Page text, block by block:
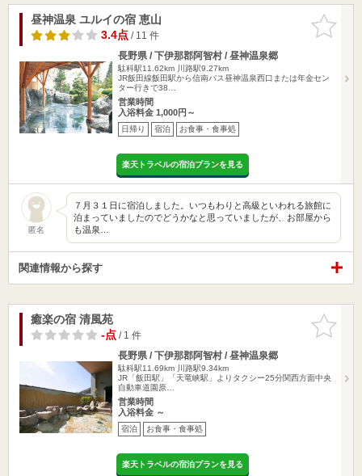
お気に入
りに追加
昼神温泉 ユルイの宿 恵山
3.4点/ 11 件
長野県 / 下伊那郡阿智村 / 昼神温泉郷
駄科駅11.62km
川路駅9.27km
JR飯田線飯田駅から信南バス昼神温泉西口または年金セン
ター行きで38…
営業時間
入浴料金 1,000円～
日帰り 宿泊 お食事・食事処
楽天トラベルの宿泊プランを見る
匿名
７月３１日に宿泊しました。いつもわりと高級といわれる旅館に
泊まっていましたのでどうかなと思っていましたが、お部屋から
も温泉…
関連情報から探す
お気に入
りに追加
癒楽の宿 清風苑
-点/ 1 件
長野県 / 下伊那郡阿智村 / 昼神温泉郷
駄科駅11.69km
川路駅9.34km
JR「飯田駅」「天竜峡駅」よりタクシー25分関西方面中央
自動車道園原…
営業時間
入浴料金 ～
宿泊 お食事・食事処
楽天トラベルの宿泊プランを見る